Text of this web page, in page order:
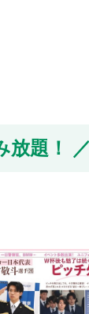
放題！